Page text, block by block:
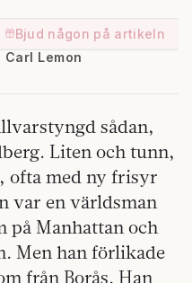
Bjud någon på artikeln
Carl Lemon
sådan,
Liten och tunn,
ofta med ny frisyr
var en världsman
på Manhattan och
Men han förlikade
från Borås. Han